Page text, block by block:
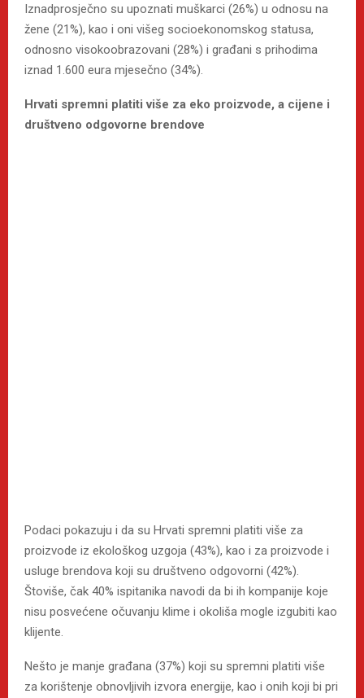
Iznadprosječno su upoznati muškarci (26%) u odnosu na
žene (21%), kao i oni višeg socioekonomskog statusa,
odnosno visokoobrazovani (28%) i građani s prihodima
iznad 1.600 eura mjesečno (34%).
Hrvati spremni platiti više za eko proizvode, a cijene i
društveno odgovorne brendove
Podaci pokazuju i da su Hrvati spremni platiti više za
proizvode iz ekološkog uzgoja (43%), kao i za proizvode i
usluge brendova koji su društveno odgovorni (42%).
Štoviše, čak 40% ispitanika navodi da bi ih kompanije koje
nisu posvećene očuvanju klime i okoliša mogle izgubiti kao
klijente.
Nešto je manje građana (37%) koji su spremni platiti više
za korištenje obnovljivih izvora energije, kao i onih koji bi pri